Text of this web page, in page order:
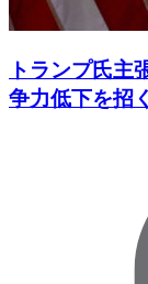
トランプ氏
争力低下を招